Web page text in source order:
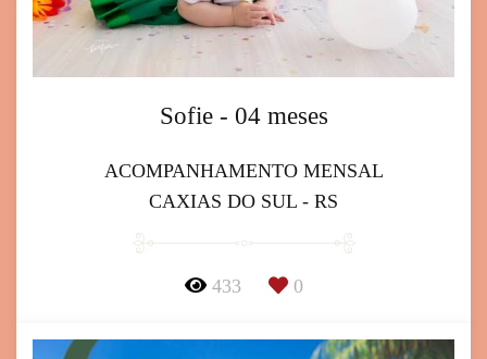
Sofie - 04 meses
ACOMPANHAMENTO MENSAL
CAXIAS DO SUL - RS
433 0